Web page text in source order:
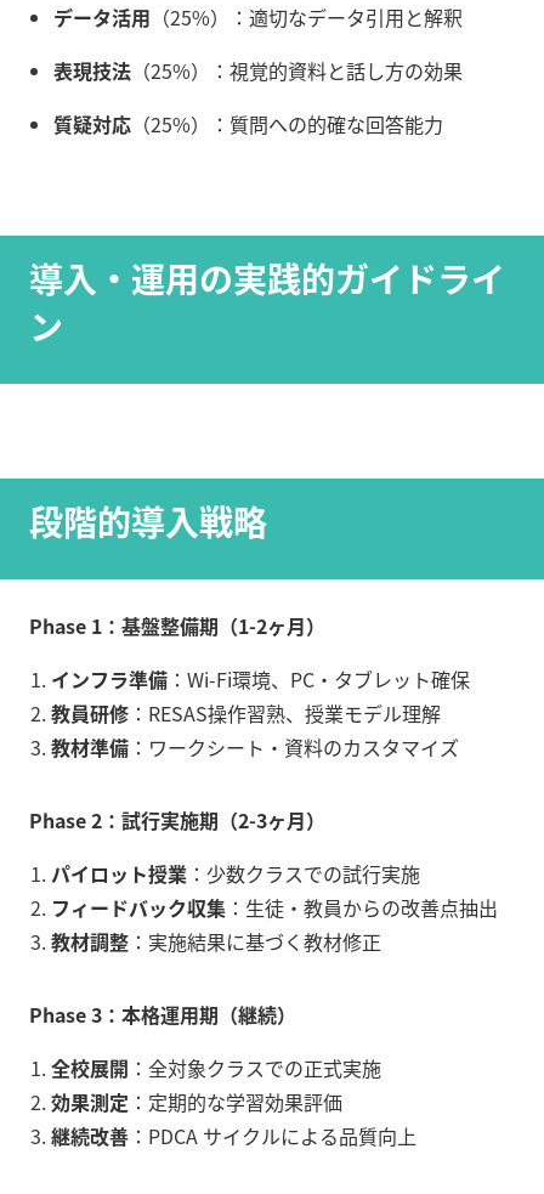
データ活用 （25%）：適切なデータ引用と解釈
表現技法 （25%）：視覚的資料と話し方の効果
質疑対応 （25%）：質問への的確な回答能力
導入・運用の実践的ガイドライ
ン
段階的導入戦略
Phase 1：基盤整備期（1-2ヶ月）
インフラ準備 ：Wi-Fi環境、PC・タブレット確保
教員研修 ：RESAS操作習熟、授業モデル理解
教材準備 ：ワークシート・資料のカスタマイズ
Phase 2：試行実施期（2-3ヶ月）
パイロット授業 ：少数クラスでの試行実施
フィードバック収集 ：生徒・教員からの改善点抽出
教材調整 ：実施結果に基づく教材修正
Phase 3：本格運用期（継続）
全校展開 ：全対象クラスでの正式実施
効果測定 ：定期的な学習効果評価
継続改善 ：PDCA サイクルによる品質向上